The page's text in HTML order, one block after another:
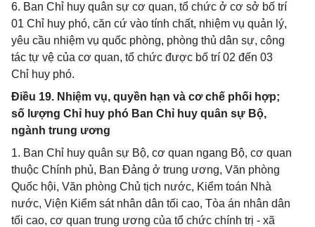
6. Ban Chỉ huy quân sự cơ quan, tổ chức ở cơ sở bố trí
01 Chỉ huy phó, căn cứ vào tính chất, nhiệm vụ quản lý,
yêu cầu nhiệm vụ quốc phòng, phòng thủ dân sự, công
tác tự vệ của cơ quan, tổ chức được bố trí 02 đến 03
Chỉ huy phó.
Điều 19. Nhiệm vụ, quyền hạn và cơ chế phối hợp;
số lượng Chỉ huy phó Ban Chỉ huy quân sự Bộ,
ngành trung ương
1. Ban Chỉ huy quân sự Bộ, cơ quan ngang Bộ, cơ quan
thuộc Chính phủ, Ban Đảng ở trung ương, Văn phòng
Quốc hội, Văn phòng Chủ tịch nước, Kiểm toán Nhà
nước, Viện Kiểm sát nhân dân tối cao, Tòa án nhân dân
tối cao, cơ quan trung ương của tổ chức chính trị - xã